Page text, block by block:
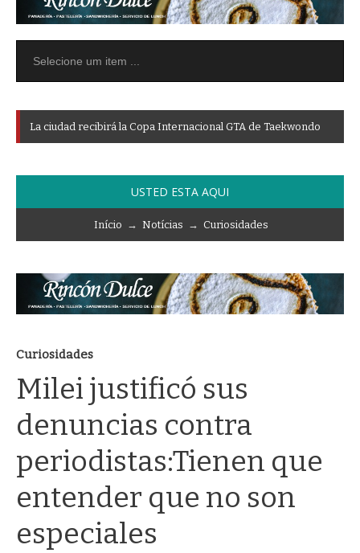
La ciudad recibirá la Copa Internacional GTA de Taekwondo
USTED ESTA AQUI
Início → Notícias → Curiosidades
Curiosidades
Milei justificó sus
denuncias contra
periodistas:Tienen que
entender que no son
especiales